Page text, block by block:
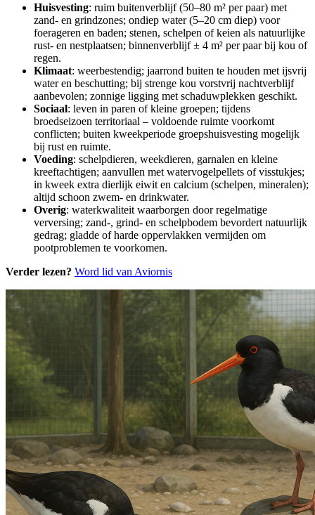
Huisvesting: ruim buitenverblijf (50–80 m² per paar) met
zand- en grindzones; ondiep water (5–20 cm diep) voor
foerageren en baden; stenen, schelpen of keien als natuurlijke
rust- en nestplaatsen; binnenverblijf ± 4 m² per paar bij kou of
regen.
Klimaat: weerbestendig; jaarrond buiten te houden met ijsvrij
water en beschutting; bij strenge kou vorstvrij nachtverblijf
aanbevolen; zonnige ligging met schaduwplekken geschikt.
Sociaal: leven in paren of kleine groepen; tijdens
broedseizoen territoriaal – voldoende ruimte voorkomt
conflicten; buiten kweekperiode groepshuisvesting mogelijk
bij rust en ruimte.
Voeding: schelpdieren, weekdieren, garnalen en kleine
kreeftachtigen; aanvullen met watervogelpellets of visstukjes;
in kweek extra dierlijk eiwit en calcium (schelpen, mineralen);
altijd schoon zwem- en drinkwater.
Overig: waterkwaliteit waarborgen door regelmatige
verversing; zand-, grind- en schelpbodem bevordert natuurlijk
gedrag; gladde of harde oppervlakken vermijden om
pootproblemen te voorkomen.
Verder lezen? Word lid van Aviornis